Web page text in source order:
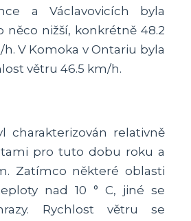
a Václavovicích byla
něco nižší, konkrétně 48.2
V Komoka v Ontariu byla
větru 46.5 km/h.
charakterizován relativně
pro tuto dobu roku a
Zatímco některé oblasti
nad 10 ° C, jiné se
Rychlost větru se